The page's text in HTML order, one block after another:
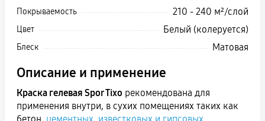
Покрываемость 210 - 240 м²/слой
Цвет Белый (колеруется)
Блеск Матовая
Описание и применение
Краска гелевая Spor Tixo рекомендована для
применения внутри, в сухих помещениях таких как